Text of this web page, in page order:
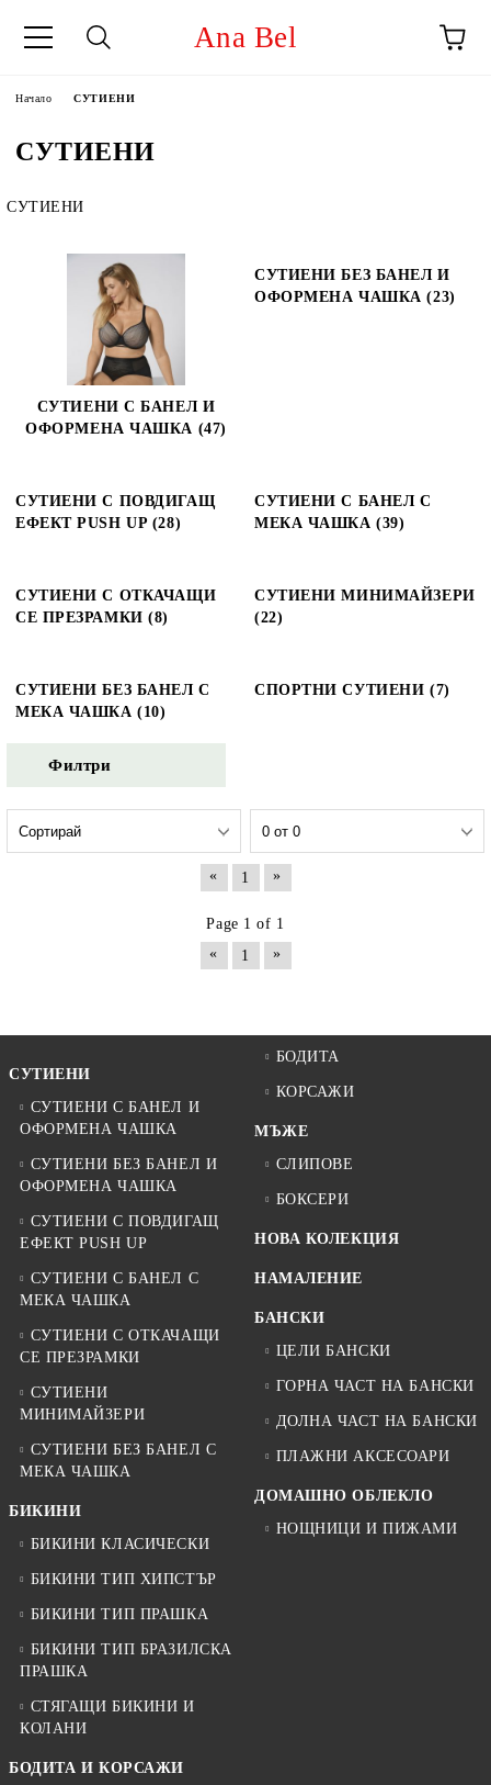
Ana Bel
Начало СУТИЕНИ
СУТИЕНИ
СУТИЕНИ
СУТИЕНИ С БАНЕЛ И
ОФОРМЕНА ЧАШКА (47)
СУТИЕНИ БЕЗ БАНЕЛ И
ОФОРМЕНА ЧАШКА (23)
СУТИЕНИ С ПОВДИГАЩ
ЕФЕКТ PUSH UP (28)
СУТИЕНИ С БАНЕЛ С
МЕКА ЧАШКА (39)
СУТИЕНИ С ОТКАЧАЩИ
СЕ ПРЕЗРАМКИ (8)
СУТИЕНИ МИНИМАЙЗЕРИ
(22)
СУТИЕНИ БЕЗ БАНЕЛ С
МЕКА ЧАШКА (10)
СПОРТНИ СУТИЕНИ (7)
Филтри
« 1 »
Page 1 of 1
«
1 »
СУТИЕНИ
СУТИЕНИ С БАНЕЛ И
ОФОРМЕНА ЧАШКА
СУТИЕНИ БЕЗ БАНЕЛ И
ОФОРМЕНА ЧАШКА
СУТИЕНИ С ПОВДИГАЩ
ЕФЕКТ PUSH UP
СУТИЕНИ С БАНЕЛ С
МЕКА ЧАШКА
СУТИЕНИ С ОТКАЧАЩИ
СЕ ПРЕЗРАМКИ
СУТИЕНИ
МИНИМАЙЗЕРИ
СУТИЕНИ БЕЗ БАНЕЛ С
МЕКА ЧАШКА
БИКИНИ
БИКИНИ КЛАСИЧЕСКИ
БИКИНИ ТИП ХИПСТЪР
БИКИНИ ТИП ПРАШКА
БИКИНИ ТИП БРАЗИЛСКА
ПРАШКА
СТЯГАЩИ БИКИНИ И
КОЛАНИ
БОДИТА И КОРСАЖИ
БОДИТА
КОРСАЖИ
МЪЖЕ
СЛИПОВЕ
БОКСЕРИ
НОВА КОЛЕКЦИЯ
НАМАЛЕНИЕ
БАНСКИ
ЦЕЛИ БАНСКИ
ГОРНА ЧАСТ НА БАНСКИ
ДОЛНА ЧАСТ НА БАНСКИ
ПЛАЖНИ АКСЕСОАРИ
ДОМАШНО ОБЛЕКЛО
НОЩНИЦИ И ПИЖАМИ